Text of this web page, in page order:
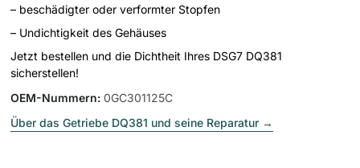
– beschädigter oder verformter Stopfen
– Undichtigkeit des Gehäuses
Jetzt bestellen und die Dichtheit Ihres DSG7 DQ381
sicherstellen!
OEM-Nummern: 0GC301125C
Über das Getriebe DQ381 und seine Reparatur →